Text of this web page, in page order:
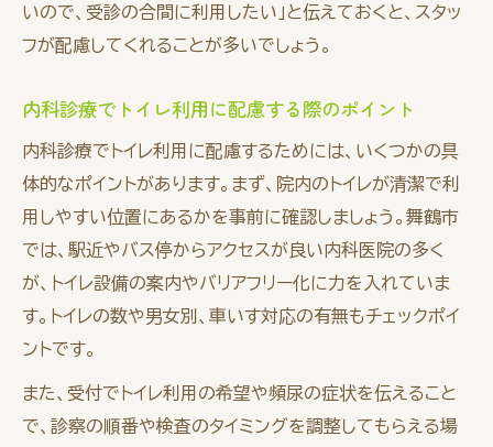
いので、受診の合間に利用したい」と伝えておくと、スタッ
フが配慮してくれることが多いでしょう。
内科診療でトイレ利用に配慮する際のポイント
内科診療でトイレ利用に配慮するためには、いくつかの具
体的なポイントがあります。まず、院内のトイレが清潔で利
用しやすい位置にあるかを事前に確認しましょう。舞鶴市
では、駅近やバス停からアクセスが良い内科医院の多く
が、トイレ設備の案内やバリアフリー化に力を入れていま
す。トイレの数や男女別、車いす対応の有無もチェックポイ
ントです。
また、受付でトイレ利用の希望や頻尿の症状を伝えること
で、診察の順番や検査のタイミングを調整してもらえる場